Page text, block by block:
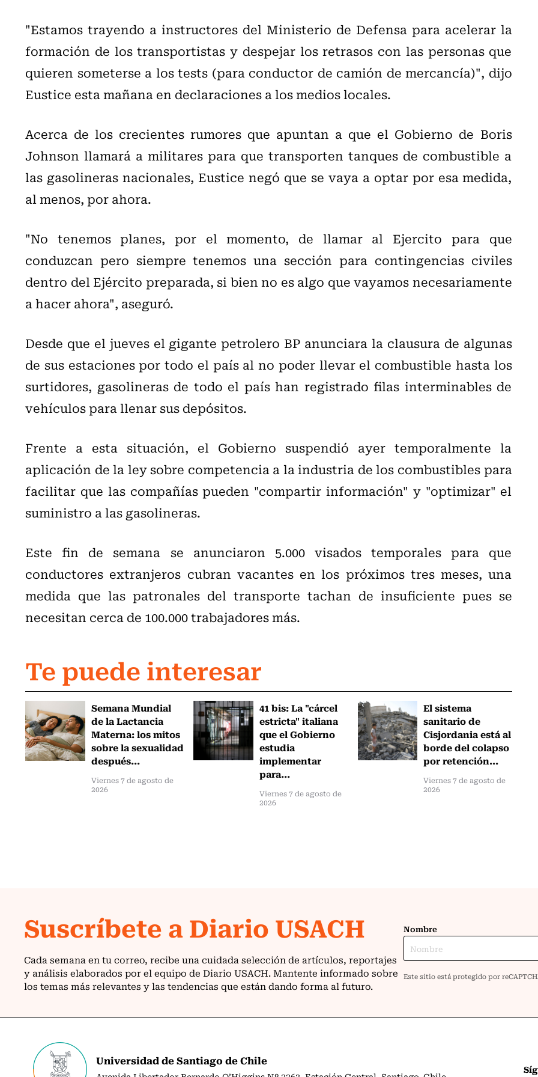
"Estamos trayendo a instructores del Ministerio de Defensa para acelerar la
formación de los transportistas y despejar los retrasos con las personas que
quieren someterse a los tests (para conductor de camión de mercancía)", dijo
Eustice esta mañana en declaraciones a los medios locales.
Acerca de los crecientes rumores que apuntan a que el Gobierno de Boris
Johnson llamará a militares para que transporten tanques de combustible a
las gasolineras nacionales, Eustice negó que se vaya a optar por esa medida,
al menos, por ahora.
"No tenemos planes, por el momento, de llamar al Ejercito para que
conduzcan pero siempre tenemos una sección para contingencias civiles
dentro del Ejército preparada, si bien no es algo que vayamos necesariamente
a hacer ahora", aseguró.
Desde que el jueves el gigante petrolero BP anunciara la clausura de algunas
de sus estaciones por todo el país al no poder llevar el combustible hasta los
surtidores, gasolineras de todo el país han registrado filas interminables de
vehículos para llenar sus depósitos.
Frente a esta situación, el Gobierno suspendió ayer temporalmente la
aplicación de la ley sobre competencia a la industria de los combustibles para
facilitar que las compañías pueden "compartir información" y "optimizar" el
suministro a las gasolineras.
Este fin de semana se anunciaron 5.000 visados temporales para que
conductores extranjeros cubran vacantes en los próximos tres meses, una
medida que las patronales del transporte tachan de insuficiente pues se
necesitan cerca de 100.000 trabajadores más.
Te puede interesar
Semana Mundial
de la Lactancia
Materna: los mitos
sobre la sexualidad
después...
Viernes 7 de agosto de
2026
41 bis: La "cárcel
estricta" italiana
que el Gobierno
estudia
implementar
para...
Viernes 7 de agosto de
2026
El sistema
sanitario de
Cisjordania está al
borde del colapso
por retención...
Viernes 7 de agosto de
2026
Universidad de Santiago de Chile